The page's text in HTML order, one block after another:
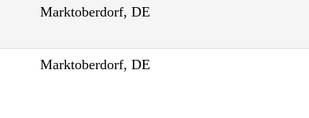
Marktoberdorf, DE
Marktoberdorf, DE